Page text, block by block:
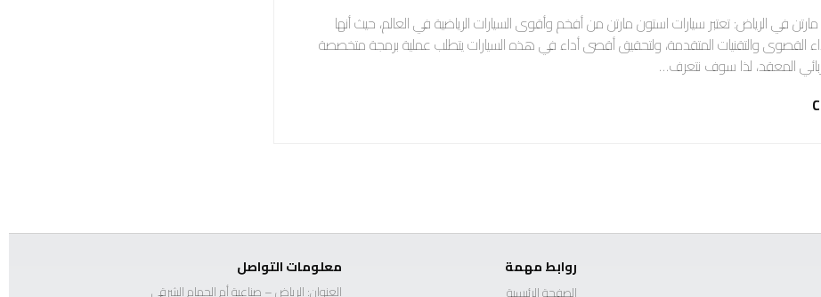
في الرياض: تعتبر سيارات استون مارتن من أفخم وأقوى السيارات الرياضية في العالم، حيث أنها
القصوى والتقنيات المتقدمة، ولتحقيق أقصى أداء في هذه السيارات يتطلب عملية برمجة متخصصة
المعقد، لذا سوف نتعرف…
روابط مهمة
الصفحة الرئيسية
معلومات التواصل
العنوان: الرياض – صناعية أم الحمام الشرقي